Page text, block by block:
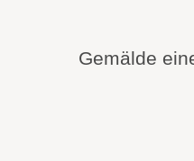
Gemälde